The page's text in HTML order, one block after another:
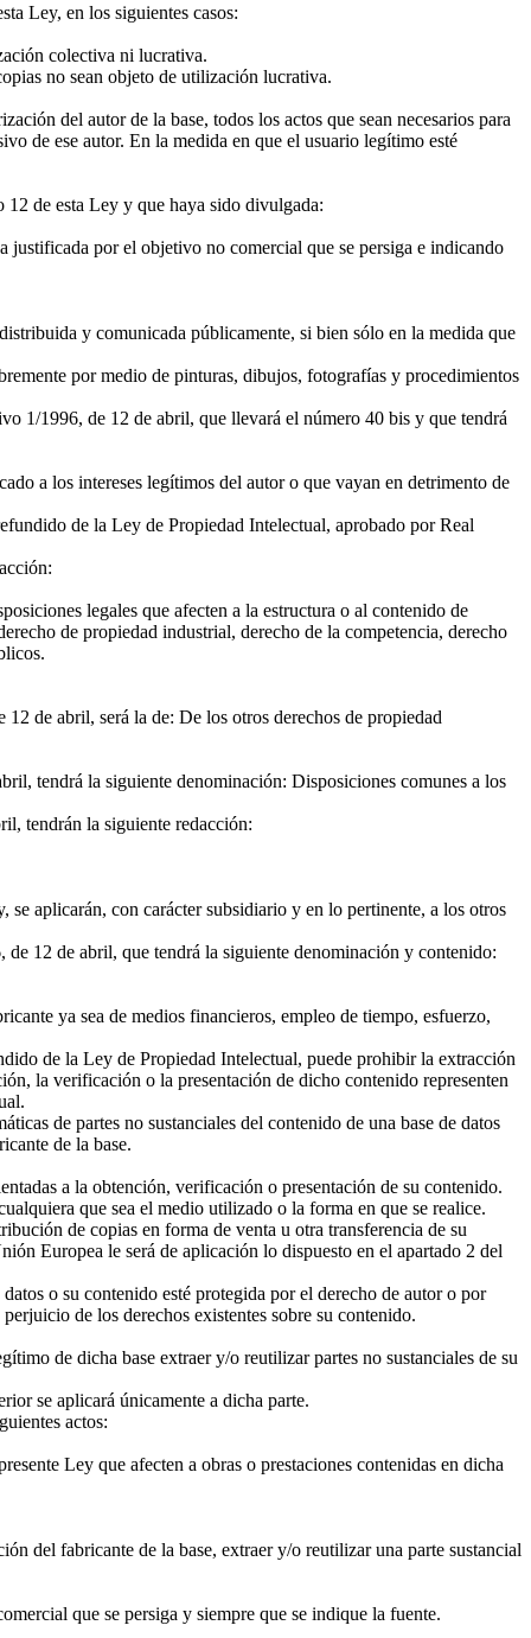
Ley, en los siguientes casos:
colectiva ni lucrativa.
no sean objeto de utilización lucrativa.
del autor de la base, todos los actos que sean necesarios para
de ese autor. En la medida en que el usuario legítimo esté
de esta Ley y que haya sido divulgada:
justificada por el objetivo no comercial que se persiga e indicando
y comunicada públicamente, si bien sólo en la medida que
por medio de pinturas, dibujos, fotografías y procedimientos
1/1996, de 12 de abril, que llevará el número 40 bis y que tendrá
a los intereses legítimos del autor o que vayan en detrimento de
de la Ley de Propiedad Intelectual, aprobado por Real
legales que afecten a la estructura o al contenido de
de propiedad industrial, derecho de la competencia, derecho
de abril, será la de: De los otros derechos de propiedad
tendrá la siguiente denominación: Disposiciones comunes a los
tendrán la siguiente redacción:
aplicarán, con carácter subsidiario y en lo pertinente, a los otros
12 de abril, que tendrá la siguiente denominación y contenido:
ya sea de medios financieros, empleo de tiempo, esfuerzo,
de la Ley de Propiedad Intelectual, puede prohibir la extracción
la verificación o la presentación de dicho contenido representen
de partes no sustanciales del contenido de una base de datos
de la base.
a la obtención, verificación o presentación de su contenido.
que sea el medio utilizado o la forma en que se realice.
de copias en forma de venta u otra transferencia de su
Europea le será de aplicación lo dispuesto en el apartado 2 del
o su contenido esté protegida por el derecho de autor o por
de los derechos existentes sobre su contenido.
de dicha base extraer y/o reutilizar partes no sustanciales de su
se aplicará únicamente a dicha parte.
actos:
Ley que afecten a obras o prestaciones contenidas en dicha
del fabricante de la base, extraer y/o reutilizar una parte sustancial
que se persiga y siempre que se indique la fuente.